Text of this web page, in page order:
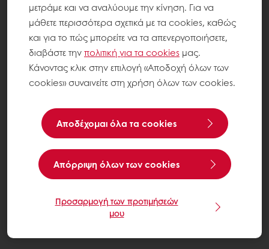
μετράμε και να αναλύουμε την κίνηση. Για να
μάθετε περισσότερα σχετικά με τα cookies, καθώς
και για το πώς μπορείτε να τα απενεργοποιήσετε,
διαβάστε τηνπολιτική για τα cookies μας.
Κάνοντας κλικ στην επιλογή «Αποδοχή όλων των
cookies» συναινείτε στη χρήση όλων των cookies.
Αποδέχομαι όλα τα cookies
Aπόρριψη όλων των cookies
Προσαρμογή των προτιμήσεών
μου